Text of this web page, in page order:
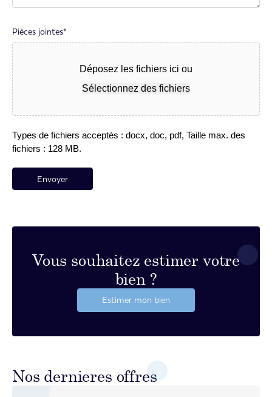
Pièces jointes*
Déposez les fichiers ici ou
Sélectionnez des fichiers
Types de fichiers acceptés : docx, doc, pdf, Taille max. des
fichiers : 128 MB.
Vous souhaitez estimer votre
bien ?
Estimer mon bien
Nos dernieres offres